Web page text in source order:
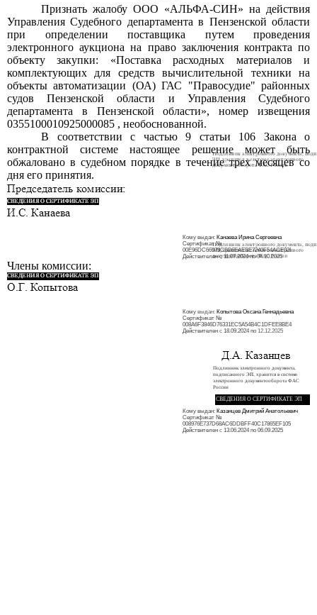
Признать жалобу ООО «АЛЬФА-СИН» на действия
Управления Судебного департамента в Пензенской области
при определении поставщика путем проведения
электронного аукциона на право заключения контракта по
объекту закупки: «Поставка расходных материалов и
комплектующих для средств вычислительной техники на
объекты автоматизации (ОА) ГАС "Правосудие" районных
судов Пензенской области и Управления Судебного
департамента в Пензенской области», номер извещения
0355100010925000085 , необоснованной.
В соответствии с частью 9 статьи 106 Закона о
контрактной системе настоящее решение может быть
обжаловано в судебном порядке в течение трех месяцев со
дня его принятия.
Кому выдан: Канаева Ирина Сергеевна
Сертификат№
00E96DC66979CBB6EAEBE7240F54ACE02f
Действителенс11.07.2024 по04.10.2025
Члены комиссии:
Кому выдан: Копытова Оксана Геннадьевна
Сертификат №
008A6F3846D76331EC5A54B4C1DFEE8BE4
Действителен с 18.09.2024 по 12.12.2025
Подлинник электронного документа,
подписанного ЭП, хранится в системе
электронного документооборота ФАС
России
СВЕДЕНИЯ О СЕРТИФИКАТЕ ЭП
Кому выдан: Казанцев Дмитрий Анатольевич
Сертификат №
008976E737D68AC6DDBFF40C17865EF105
Действителен с 13.06.2024 по 06.09.2025